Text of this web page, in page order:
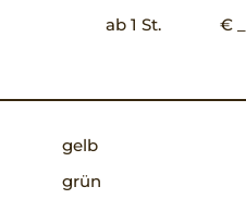
ab 1 St. €
gelb
grün